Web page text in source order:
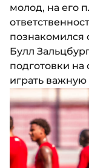
молод, на его
познакомился
Булл
подготовки
играть